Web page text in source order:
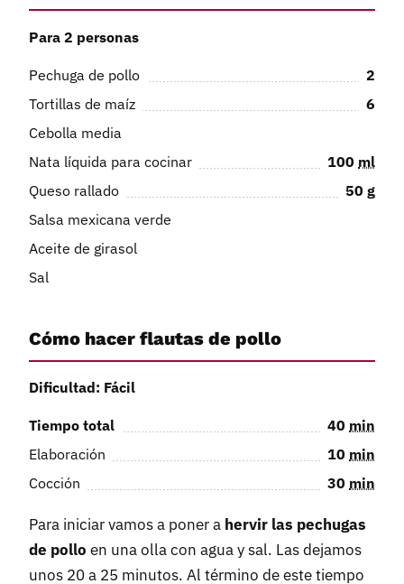
Para 2 personas
Pechuga de pollo
2
Tortillas de maíz
6
Cebolla media
Nata líquida para cocinar
100 ml
Queso rallado
50 g
Salsa mexicana verde
Aceite de girasol
Sal
Cómo hacer flautas de pollo
Dificultad: Fácil
Tiempo total 40 min
Elaboración
10 min
Cocción
30 min
Para iniciar vamos a poner a hervir las pechugas
de pollo en una olla con agua y sal. Las dejamos
unos 20 a 25 minutos. Al término de este tiempo